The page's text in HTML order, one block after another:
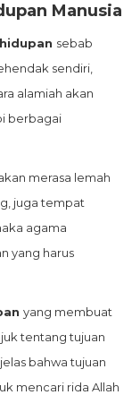
Manusia
sebab
sendiri,
alamiah akan
berbagai
merasa lemah
juga tempat
agama
yang harus
yang membuat
tentang tujuan
bahwa tujuan
mencari rida Allah